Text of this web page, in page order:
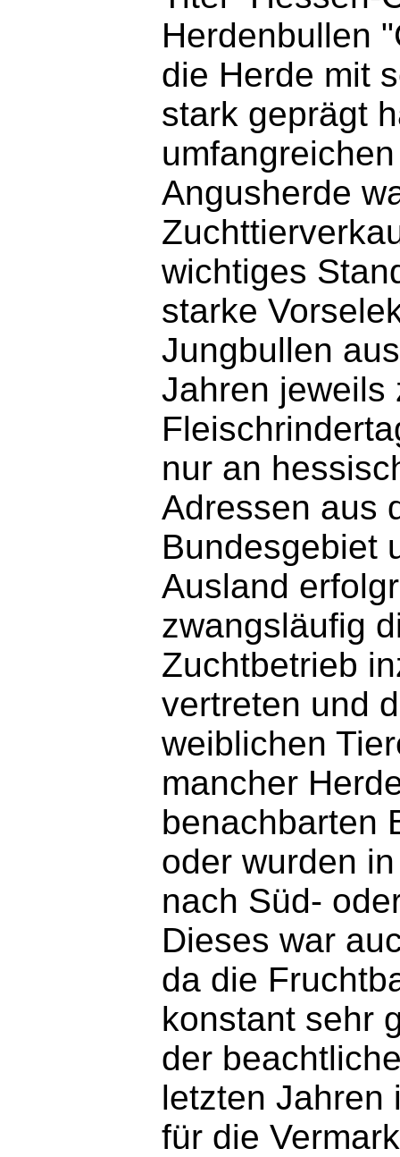
Herdenbullen
die Herde mit
stark geprägt
Angusherde
wichtiges
starke
Jungbullen
Jahren jeweils
nur an
Adressen aus
Bundesgebiet
Ausland
zwangsläufig
Zuchtbetrieb
vertreten und
weiblichen
mancher
benachbarten
oder wurden
nach Süd-
Dieses war
da die
konstant sehr
der
letzten Jahren
für die